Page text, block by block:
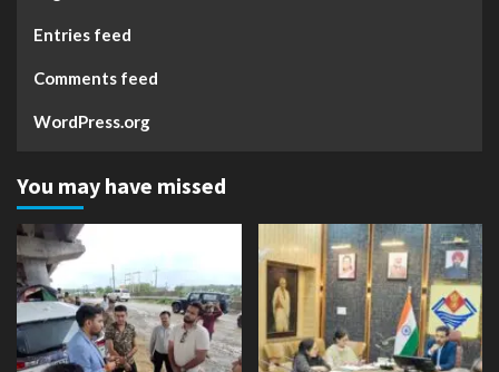
Entries feed
Comments feed
WordPress.org
You may have missed